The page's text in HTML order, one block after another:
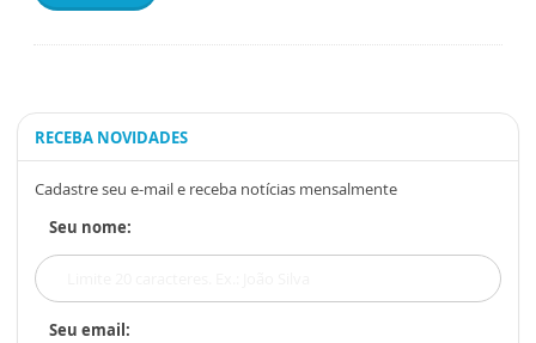
RECEBA NOVIDADES
Cadastre seu e-mail e receba notícias mensalmente
Seu nome:
Seu email: